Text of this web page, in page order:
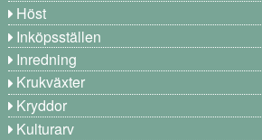
Höst
Inköpsställen
Inredning
Krukväxter
Kryddor
Kulturarv